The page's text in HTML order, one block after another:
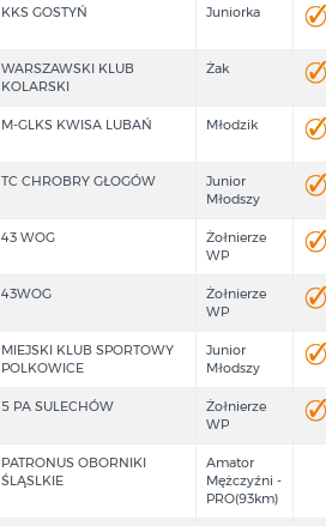
KKS GOSTYŃ Juniorka
WARSZAWSKI KLUB
KOLARSKI
Żak
M-GLKS KWISA LUBAŃ Młodzik
TC CHROBRY GŁOGÓW
Junior
Młodszy
43 WOG
Żołnierze
WP
43WOG
Żołnierze
WP
MIEJSKI KLUB SPORTOWY
POLKOWICE
Junior
Młodszy
5 PA SULECHÓW
Żołnierze
WP
PATRONUS OBORNIKI
ŚLĄSLKIE
Amator
Mężczyźni -
PRO(93km)